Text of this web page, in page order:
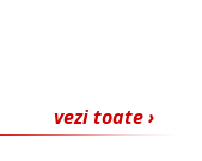
vezi toate ›